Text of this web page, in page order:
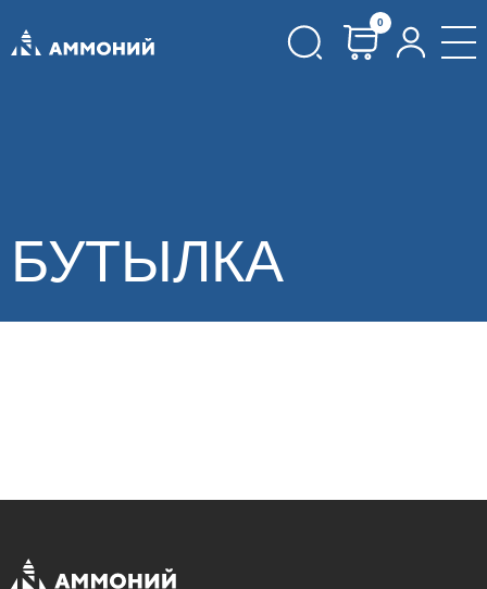
0
БУТЫЛКА